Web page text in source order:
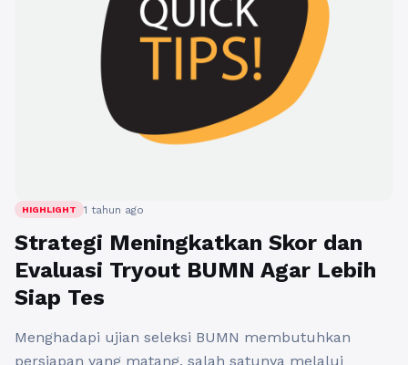
HIGHLIGHT 1 tahun ago
Strategi Meningkatkan Skor dan
Evaluasi Tryout BUMN Agar Lebih
Siap Tes
Menghadapi ujian seleksi BUMN membutuhkan
persiapan yang matang, salah satunya melalui